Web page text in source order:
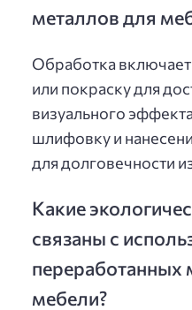
металлов для
Обработка
или покраску для
визуального
шлифовку и
для долговечности
Какие
связаны с
переработанных
мебели?